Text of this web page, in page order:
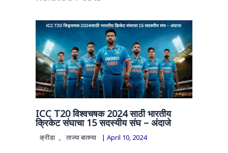
ICC T20 विश्वचषक 2024 साठी भारतीय
क्रिकेट संघाचा 15 सदस्यीय संघ – अंदाजे
क्रीडा ताज्या बातम्या | April 10, 2024